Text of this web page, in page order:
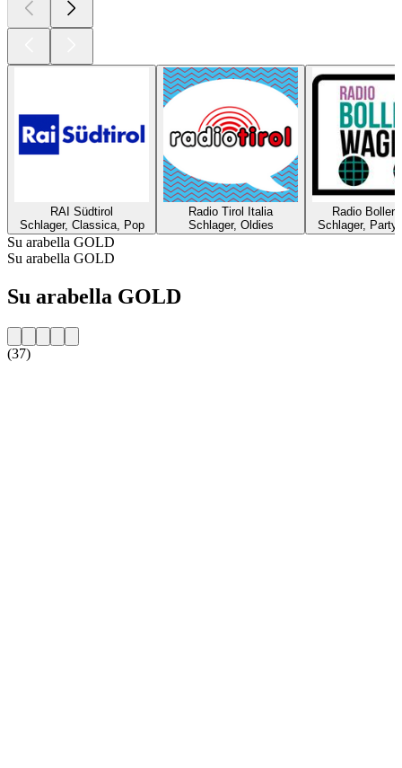
RAI Südtirol
Schlager, Classica, Pop
Radio Tirol Italia
Schlager, Oldies
Radio
Schlager,
Su arabella GOLD
Su arabella GOLD
Su arabella GOLD
(37)